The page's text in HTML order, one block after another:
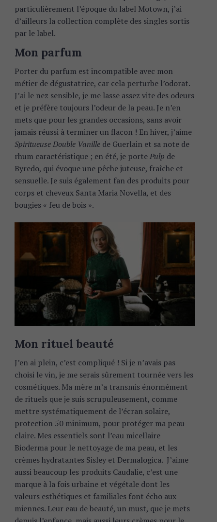
particulièrement l’époque du label Motown, j’ai
d’ailleurs la collection complète des singles sortis
par le label.
Mon parfum
Porter du parfum est incompatible avec mon
métier de dégustatrice, car cela perturbe l’odorat.
J’ai le nez sensible, je me lasse assez vite des odeurs
et je préfère toujours l’odeur de la peau. Je n’en
mets que pour les grandes occasions, sans avoir
jamais réussi à terminer un flacon ! En hiver, j’aime
Spiritueuse Double Vanille de Guerlain et sa note de
rhum caractéristique ; en été, je portePulp de
Byredo, qui évoque une pêche juteuse, fraîche et
sensuelle. Je suis également fan des produits pour
corps et cheveux Santa Maria Novella, et des
bougies « feu de bois ».
Mon rituel beauté
J’en ai plein, c’est compliqué ! Si je n’avais pas
choisi le vin, je me serais sûrement tournée vers les
cosmétiques. Ma mère m’a transmis énormément
de rituels que je suis scrupuleusement, comme
mettre systématiquement de l’écran solaire,
protection 50 minimum, pour protéger ma peau
claire. Mes essentiels sont l’eau micellaire
Bioderma pour le nettoyage de ma peau, et les
crèmes hydratantes Sisley et Dermalogica. J’aime
aussi beaucoup les produits Caudalie, c’est une
marque à la fois urbaine et végétale dont les
valeurs esthétiques et familiales font écho aux
miennes. Leur eau de beauté, un must, que je mets